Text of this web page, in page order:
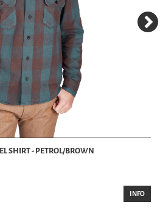
SHIRT - PETROL/BROWN
INFO